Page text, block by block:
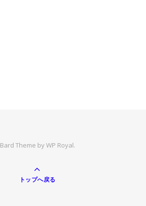
Bard Theme byWP Royal.
トップへ戻る